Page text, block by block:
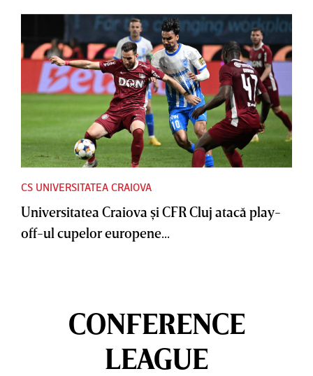
CS UNIVERSITATEA CRAIOVA
Universitatea Craiova şi CFR Cluj atacă play-
off-ul cupelor europene...
CONFERENCE
LEAGUE